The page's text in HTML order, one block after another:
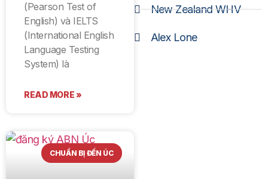
(Pearson Test of
English) và IELTS
(International English
Language Testing
System) là
READ MORE »
CHUẨN BỊ ĐẾN ÚC
New Zealand WHV
Alex Lone